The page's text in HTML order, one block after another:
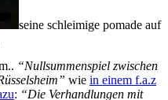
seine schleimige pomade auf
“Nullsummenspiel zwischen
wie in einem f.a.z
: “Die Verhandlungen mit